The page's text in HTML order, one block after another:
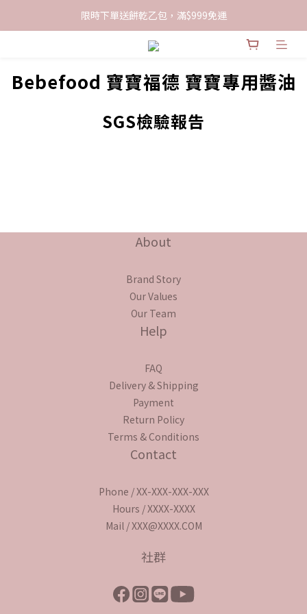
限時下單送餅乾乙包，滿$999免運
限時下單送餅乾乙包，滿$999免運
加入會員領100現折購物金
限時下單送餅乾乙包，滿$999免運
Bebefood 寶寶福德 寶寶專用醬油
SGS檢驗報告
About
Brand Story
Our Values
Our Team
Help
FAQ
Delivery & Shipping
Payment
Return Policy
Terms & Conditions
Contact
Phone / XX-XXX-XXX-XXX
Hours / XXXX-XXXX
Mail / XXX@XXXX.COM
社群